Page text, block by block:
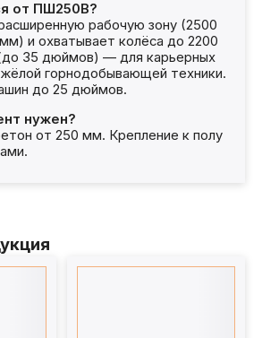
от ПШ250В?
рабочую зону (2500
и охватывает колёса до 2200
35 дюймов) — для карьерных
горнодобывающей техники.
до 25 дюймов.
нужен?
от 250 мм. Крепление к полу